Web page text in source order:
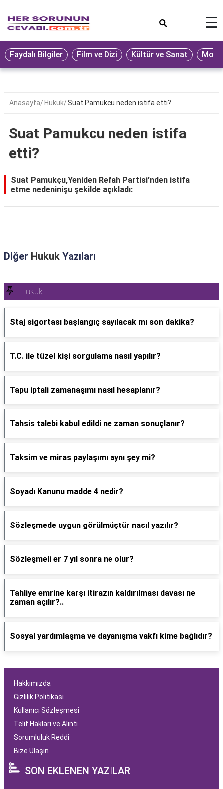
Eğitim
Ekonomi
Seyahat
Oyun
Yaşam
Hukuk
☰
Faydalı Bilgiler Film ve Dizi Kültür ve Sanat
Anasayfa Hukuk Suat Pamukcu neden istifa etti?
Suat Pamukcu neden istifa
etti?
Suat Pamukçu,Yeniden Refah Partisi'nden istifa
etme nedeninişu şekilde açıkladı:
Diğer Hukuk Yazıları
Hukuk
Staj sigortası başlangıç sayılacak mı son dakika?
T.C. ile tüzel kişi sorgulama nasıl yapılır?
Tapu iptali zamanaşımı nasıl hesaplanır?
Tahsis talebi kabul edildi ne zaman sonuçlanır?
Taksim ve miras paylaşımı aynı şey mi?
Soyadı Kanunu madde 4 nedir?
Sözleşmede uygun görülmüştür nasıl yazılır?
Sözleşmeli er 7 yıl sonra ne olur?
Tahliye emrine karşı itirazın kaldırılması davası ne
zaman açılır?..
Sosyal yardımlaşma ve dayanışma vakfı kime bağlıdır?
Hakkımızda
Gizlilik Politikası
Kullanıcı Sözleşmesi
Telif Hakları ve Alıntı
Sorumluluk Reddi
Bize Ulaşın
SON EKLENEN YAZILAR